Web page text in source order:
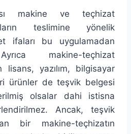
makine ve teçhizat
teslimine yönelik
ifaları bu uygulamadan
makine-teçhizat
lisans, yazılım, bilgisayar
ürünler de teşvik belgesi
olsalar dahi istisna
Ancak, teşvik
bir makine-teçhizatın